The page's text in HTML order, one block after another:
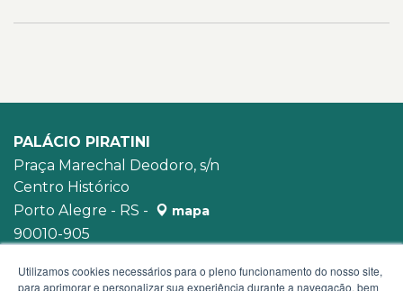
PALÁCIO PIRATINI
Praça Marechal Deodoro, s/n
Centro Histórico
Porto Alegre - RS -
mapa
90010-905
Utilizamos cookies necessários para o pleno funcionamento do nosso site,
para aprimorar e personalizar sua experiência durante a navegação, bem